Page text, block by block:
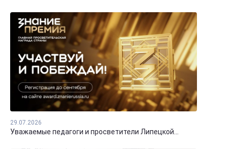
29.07.2026
Уважаемые педагоги и просветители Липецкой...